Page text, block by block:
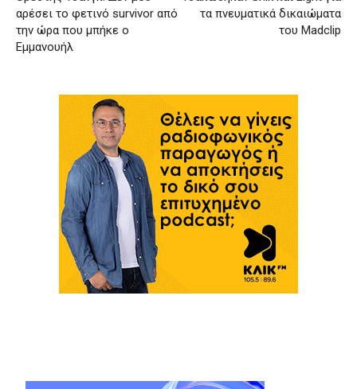
αρέσει το φετινό survivor από
την ώρα που μπήκε ο
Εμμανουήλ
τα πνευματικά δικαιώματα
του Madclip